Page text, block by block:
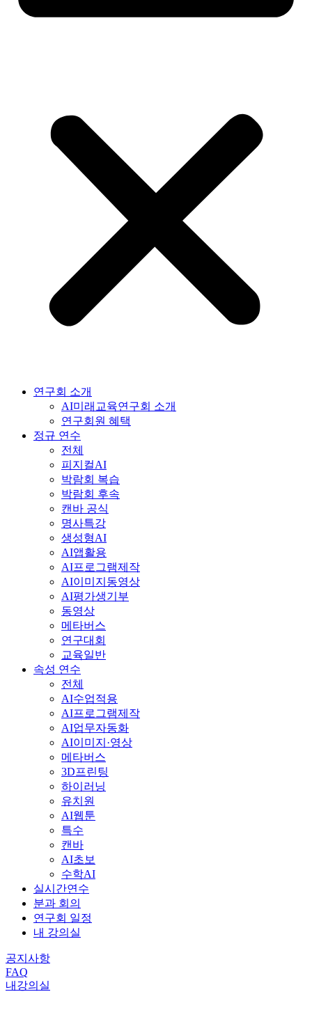
연구회 소개
AI미래교육연구회 소개
연구회원 혜택
정규 연수
전체
피지컬AI
박람회 복습
박람회 후속
캔바 공식
명사특강
생성형AI
AI앱활용
AI프로그램제작
AI이미지동영상
AI평가생기부
동영상
메타버스
연구대회
교육일반
속성 연수
전체
AI수업적용
AI프로그램제작
AI업무자동화
AI이미지·영상
메타버스
3D프린팅
하이러닝
유치원
AI웹툰
특수
캔바
AI초보
수학AI
실시간연수
분과 회의
연구회 일정
내 강의실
공지사항
FAQ
내강의실